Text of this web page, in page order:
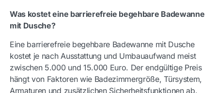
Was kostet eine barrierefreie begehbare Badewanne
mit Dusche?
Eine barrierefreie begehbare Badewanne mit Dusche
kostet je nach Ausstattung und Umbauaufwand meist
zwischen 5.000 und 15.000 Euro. Der endgültige Preis
hängt von Faktoren wie Badezimmergröße, Türsystem,
Armaturen und zusätzlichen Sicherheitsfunktionen ab.